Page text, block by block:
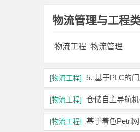
物流管理与工程
物流工程 物流管理
[物流工程] 5. 基于PLC的
[物流工程] 仓储自主导航
[物流工程] 基于着色Petri